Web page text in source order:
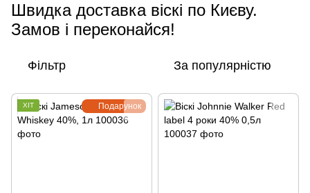
Швидка доставка віскі по Києву.
Замов і переконайся!
Фільтр За популярністю
Подарунок
ХІТ